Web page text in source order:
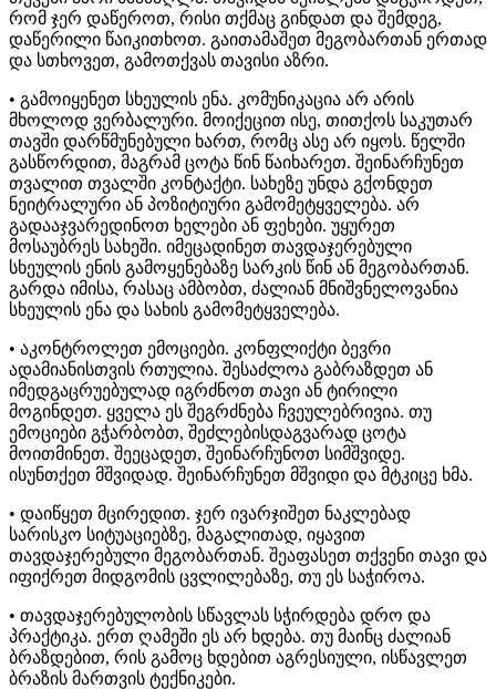
რომ ჯერ დაწეროთ, რისი თქმაც გინდათ და შემდეგ,
დაწერილი წაიკითხოთ. გაითამაშეთ მეგობართან ერთად
და სთხოვეთ, გამოთქვას თავისი აზრი.
• გამოიყენეთ სხეულის ენა. კომუნიკაცია არ არის
მხოლოდ ვერბალური. მოიქეცით ისე, თითქოს საკუთარ
თავში დარწმუნებული ხართ, რომც ასე არ იყოს. წელში
გასწორდით, მაგრამ ცოტა წინ წაიხარეთ. შეინარჩუნეთ
თვალით თვალში კონტაქტი. სახეზე უნდა გქონდეთ
ნეიტრალური ან პოზიტიური გამომეტყველება. არ
გადააჯვარედინოთ ხელები ან ფეხები. უყურეთ
მოსაუბრეს სახეში. იმეცადინეთ თავდაჯერებული
სხეულის ენის გამოყენებაზე სარკის წინ ან მეგობართან.
გარდა იმისა, რასაც ამბობთ, ძალიან მნიშვნელოვანია
სხეულის ენა და სახის გამომეტყველება.
• აკონტროლეთ ემოციები. კონფლიქტი ბევრი
ადამიანისთვის რთულია. შესაძლოა გაბრაზდეთ ან
იმედგაცრუებულად იგრძნოთ თავი ან ტირილი
მოგინდეთ. ყველა ეს შეგრძნება ჩვეულებრივია. თუ
ემოციები გჭარბობთ, შეძლებისდაგვარად ცოტა
მოითმინეთ. შეეცადეთ, შეინარჩუნოთ სიმშვიდე.
ისუნთქეთ მშვიდად. შეინარჩუნეთ მშვიდი და მტკიცე ხმა.
• დაიწყეთ მცირედით. ჯერ ივარჯიშეთ ნაკლებად
სარისკო სიტუაციებზე, მაგალითად, იყავით
თავდაჯერებული მეგობართან. შეაფასეთ თქვენი თავი და
იფიქრეთ მიდგომის ცვლილებაზე, თუ ეს საჭიროა.
• თავდაჯერებულობის სწავლას სჭირდება დრო და
პრაქტიკა. ერთ ღამეში ეს არ ხდება. თუ მაინც ძალიან
ბრაზდებით, რის გამოც ხდებით აგრესიული, ისწავლეთ
ბრაზის მართვის ტექნიკები.